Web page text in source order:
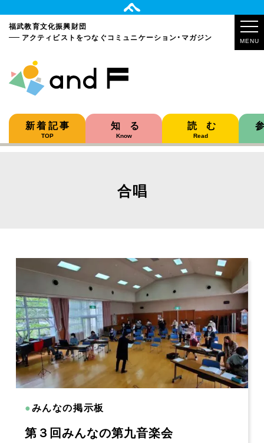
福武教育文化振興財団
アクティビストをつなぐコミュニケーション・マガジン MENU
新着記事
TOP
知る
Know
読む
Read
合唱
●みんなの掲示板
第３回みんなの第九音楽会